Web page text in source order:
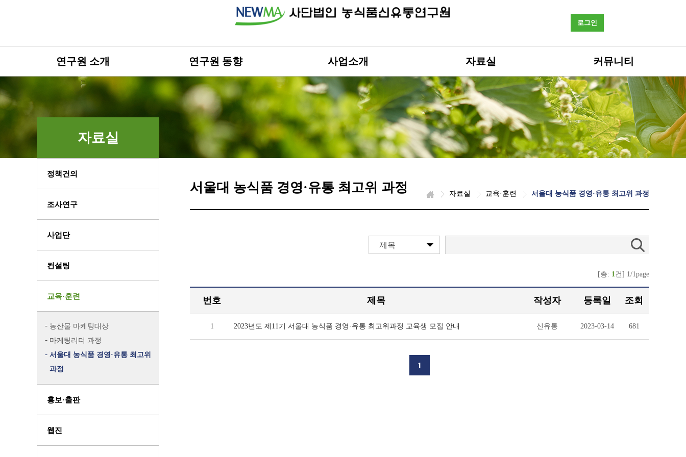
로그인
연구원 소개 연구원 동향 사업소개 자료실 커뮤니티
자료실
정책건의
조사연구
사업단
컨설팅
교육·훈련
농산물 마케팅대상
마케팅리더 과정
서울대 농식품 경영·유통 최고위
과정
홍보·출판
웹진
서울대 농식품 경영·유통 최고위 과정 자료실 교육·훈련 서울대 농식품 경영·유통 최고위 과정
제목
[총: 1건] 1/1page
번호 제목 작성자 등록일 조회
1 2023년도 제11기 서울대 농식품 경영·유통 최고위과정 교육생 모집 안내 신유통 2023-03-14 681
1